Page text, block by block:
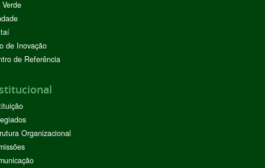
de Inovação
de Referência
Organizacional